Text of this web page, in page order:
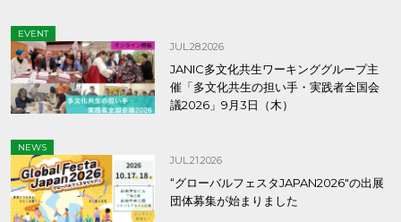
EVENT
JUL.28.2026
JANIC多文化共生ワーキンググループ主
催「多文化共生の担い手・実践者全国会
議2026」9月3日（木）
NEWS
JUL.21.2026
“グローバルフェスタJAPAN2026″の出展
団体募集が始まりました